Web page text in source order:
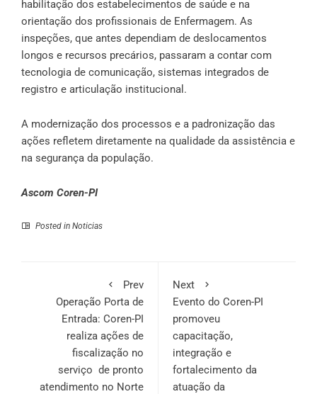
habilitação dos estabelecimentos de saúde e na
orientação dos profissionais de Enfermagem. As
inspeções, que antes dependiam de deslocamentos
longos e recursos precários, passaram a contar com
tecnologia de comunicação, sistemas integrados de
registro e articulação institucional.
A modernização dos processos e a padronização das
ações refletem diretamente na qualidade da assistência e
na segurança da população.
Ascom Coren-PI
Posted in Noticias
Prev
Operação Porta de
Entrada: Coren-PI
realiza ações de
fiscalização no
serviço de pronto
atendimento no Norte
Next
Evento do Coren-PI
promoveu
capacitação,
integração e
fortalecimento da
atuação da